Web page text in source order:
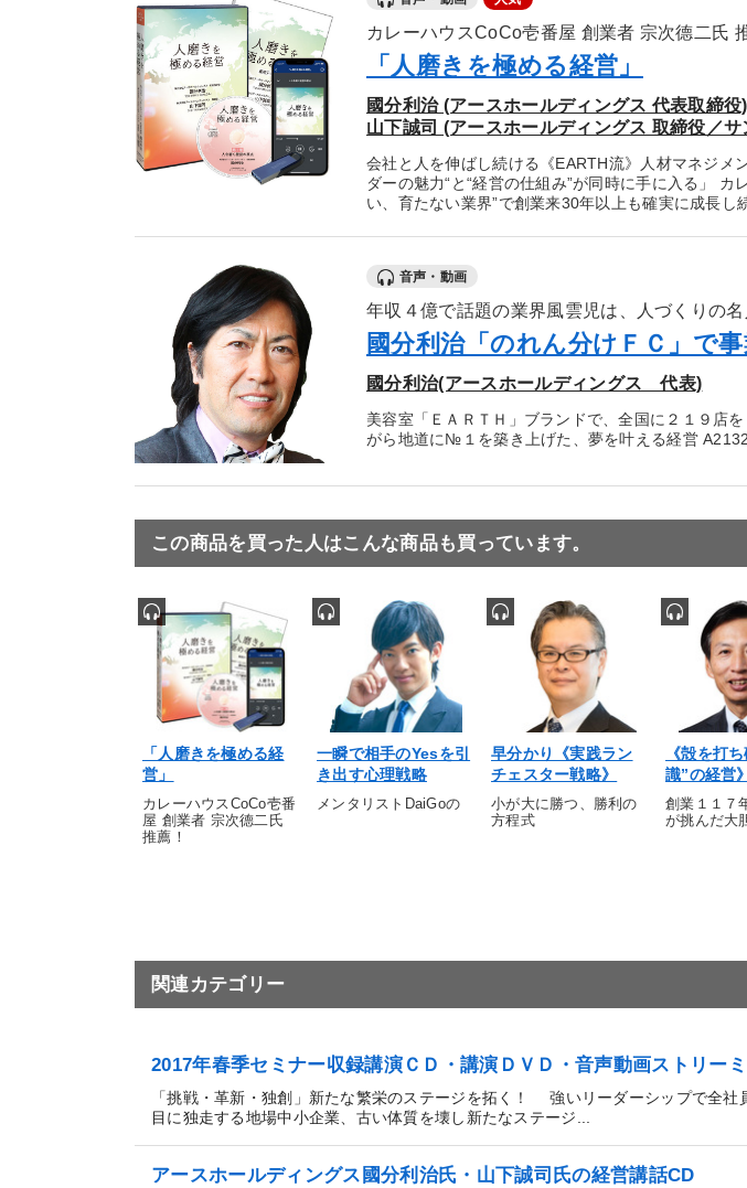
カレーハウスCoCo壱番屋 創業者 宗次德二氏
「人磨きを極める経営」
國分利治 (アースホールディングス 代表取締役)
山下誠司 (アースホールディングス 取締役／
会社と人を伸ばし続ける《EARTH流》人材マネジメ
ダーの魅力“と“経営の仕組み”が同時に手に入る
い、育たない業界”で創業来30年以上も確実に成長
音声・動画
年収４億で話題の業界風雲児は、人づくりの名
國分利治「のれん分けＦＣ」で
國分利治(アースホールディングス 代表)
美容室「ＥＡＲＴＨ」ブランドで、全国に２１９店
がら地道に№１を築き上げた、夢を叶える経営
この商品を買った人はこんな商品も買っています。
「人磨きを極める経
営」
カレーハウスCoCo壱番
屋 創業者 宗次德二氏
推薦！
一瞬で相手のYesを引
き出す心理戦略
メンタリストDaiGoの
早分かり《実践ラン
チェスター戦略》
小が大に勝つ、勝利の
方程式
《殻を打
識”の経営》
創業１１７
が挑んだ大
関連カテゴリー
2017年春季セミナー収録講演ＣＤ・講演ＤＶＤ・音声動画ストリー
「挑戦・革新・独創」新たな繁栄のステージを拓く！ 強いリーダーシップで全
目に独走する地場中小企業、古い体質を壊し新たなステージ...
アースホールディングス國分利治氏・山下誠司氏の経営講話CD